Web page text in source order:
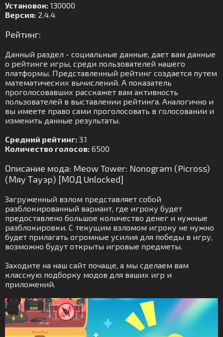
Установок: 130000
Версия: 2.4.4
Рейтинг:
Данный раздел - социальные данные, дает вам данные
о рейтинге игры, среди пользователей нашего
платформы. Представленный рейтинг создается путем
математических вычислений. А показатель
проголосовавших расскажет вам активность
пользователей в выставлении рейтинга. Аналогично и
вы имеете право сами проголосовать в голосовании и
изменить данные результаты.
Средний рейтинг: 3.1
Количество голосов: 6500
Описание мода: Meow Tower: Nonogram (Picross)
(Мяу Тауэр) [МОД Unlocked]
Загруженный взлом представляет собой
разблокированный вариант, где игроку будет
предоставлено большое количество денег и нужные
разблокировки. С текущим взломом игроку не нужно
будет прилагать огромные усилия для победы в игру,
возможно будут открыты игровые предметы.
Заходите на наш сайт почаще, а мы сделаем вам
классную подборку модов для ваших игр и
приложений.